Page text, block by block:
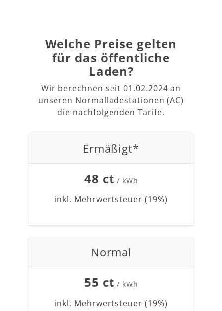
Welche Preise gelten
für das öffentliche
Laden?
Wir berechnen seit 01.02.2024 an
unseren Normalladestationen (AC)
die nachfolgenden Tarife.
Ermäßigt*
48 ct / kWh
inkl. Mehrwertsteuer (19%)
Normal
55 ct / kWh
inkl. Mehrwertsteuer (19%)